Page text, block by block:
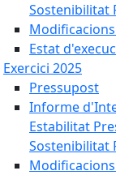
Sostenibilitat
Estat
Exercici 2025
Pressupost
Informe
Estabilitat
Sostenibilitat